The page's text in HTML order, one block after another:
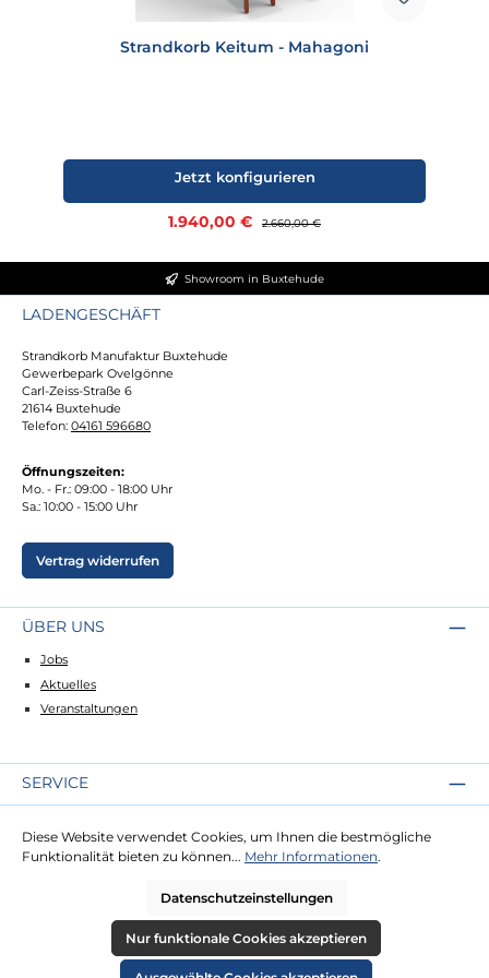
Strandkorb Keitum - Mahagoni
Verkaufspreis:
1.940,00 € Regulärer Preis:
2.660,00 €
Jetzt konfigurieren
Showroom in Buxtehude
LADENGESCHÄFT
Strandkorb Manufaktur Buxtehude
Gewerbepark Ovelgönne
Carl-Zeiss-Straße 6
21614 Buxtehude
Telefon: 04161 596680
Öffnungszeiten:
Mo. - Fr.: 09:00 - 18:00 Uhr
Sa.: 10:00 - 15:00 Uhr
Vertrag widerrufen
ÜBER UNS
Jobs
Aktuelles
Veranstaltungen
SERVICE
Lieferung
Zahlung
RECHTLICHES
Diese Website verwendet Cookies, um Ihnen die bestmögliche
Funktionalität bieten zu können... Mehr Informationen.
Datenschutzeinstellungen
Nur funktionale Cookies akzeptieren